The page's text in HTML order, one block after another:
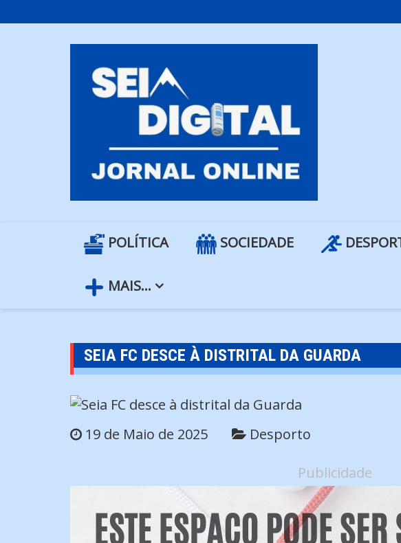
to
POLÍTICA SOCIEDADE
MAIS…
SEIA FC DESCE À DISTRITAL DA GUARDA
19 de Maio de 2025 Desporto
Publicidade